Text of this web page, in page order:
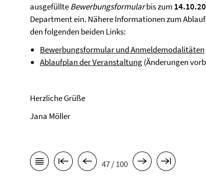
ausgefüllteBewerbungsformularbis zum
Department ein. Nähere Informationen zum
den folgenden beiden Links:
Bewerbungsformular und Anmeldemodalitäten
Ablaufplan der Veranstaltung(Änderungen
Herzliche Grüße
Jana Möller
47 / 100